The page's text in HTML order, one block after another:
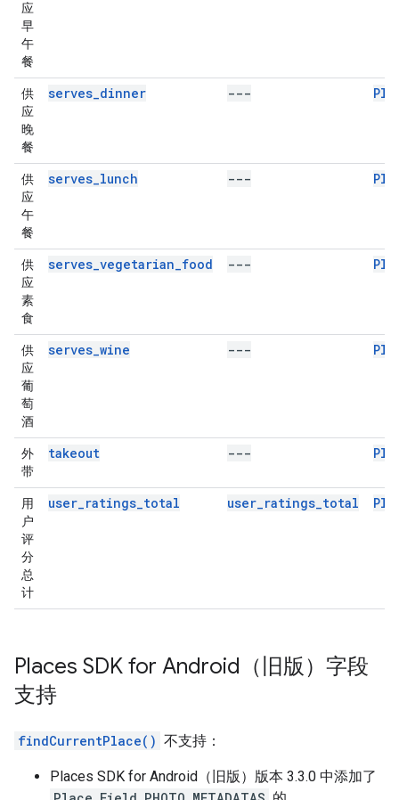
应
早
午
餐
供
应
晚
餐
serves_dinner ---
供
应
午
餐
serves_lunch ---
供
应
素
食
serves_vegetarian_food ---
供
应
葡
萄
酒
serves_wine ---
外
带
takeout ---
用
户
评
分
总
计
user_ratings_total user_ratings_total
Places SDK for Android（旧版）字段
支持
findCurrentPlace() 不支持：
Places SDK for Android（旧版）版本 3.3.0 中添加了